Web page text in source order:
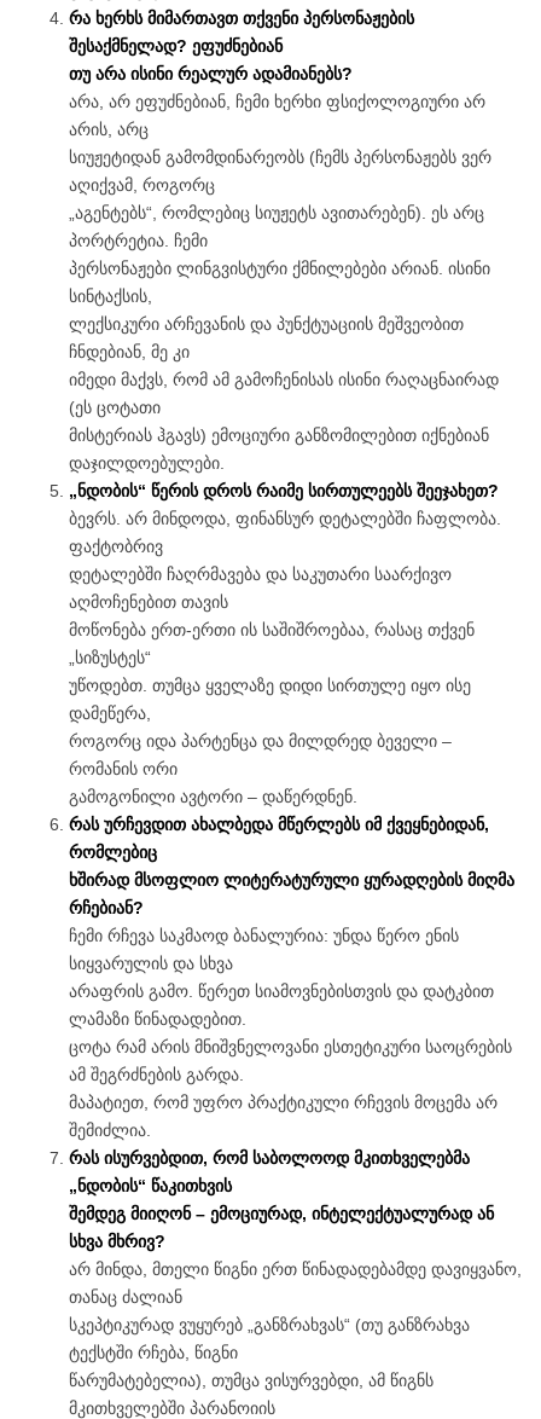
რა ხერხს მიმართავთ თქვენი პერსონაჟების
შესაქმნელად? ეფუძნებიან
თუ არა ისინი რეალურ ადამიანებს?
არა, არ ეფუძნებიან, ჩემი ხერხი ფსიქოლოგიური არ
არის, არც
სიუჟეტიდან გამომდინარეობს (ჩემს პერსონაჟებს ვერ
აღიქვამ, როგორც
„აგენტებს“, რომლებიც სიუჟეტს ავითარებენ). ეს არც
პორტრეტია. ჩემი
პერსონაჟები ლინგვისტური ქმნილებები არიან. ისინი
სინტაქსის,
ლექსიკური არჩევანის და პუნქტუაციის მეშვეობით
ჩნდებიან, მე კი
იმედი მაქვს, რომ ამ გამოჩენისას ისინი რაღაცნაირად
(ეს ცოტათი
მისტერიას ჰგავს) ემოციური განზომილებით იქნებიან
დაჯილდოებულები.
„ნდობის“ წერის დროს რაიმე სირთულეებს შეეჯახეთ?
ბევრს. არ მინდოდა, ფინანსურ დეტალებში ჩაფლობა.
ფაქტობრივ
დეტალებში ჩაღრმავება და საკუთარი საარქივო
აღმოჩენებით თავის
მოწონება ერთ-ერთი ის საშიშროებაა, რასაც თქვენ
„სიზუსტეს“
უწოდებთ. თუმცა ყველაზე დიდი სირთულე იყო ისე
დამეწერა,
როგორც იდა პარტენცა და მილდრედ ბეველი –
რომანის ორი
გამოგონილი ავტორი – დაწერდნენ.
რას ურჩევდით ახალბედა მწერლებს იმ ქვეყნებიდან,
რომლებიც
ხშირად მსოფლიო ლიტერატურული ყურადღების მიღმა
რჩებიან?
ჩემი რჩევა საკმაოდ ბანალურია: უნდა წერო ენის
სიყვარულის და სხვა
არაფრის გამო. წერეთ სიამოვნებისთვის და დატკბით
ლამაზი წინადადებით.
ცოტა რამ არის მნიშვნელოვანი ესთეტიკური საოცრების
ამ შეგრძნების გარდა.
მაპატიეთ, რომ უფრო პრაქტიკული რჩევის მოცემა არ
შემიძლია.
რას ისურვებდით, რომ საბოლოოდ მკითხველებმა
„ნდობის“ წაკითხვის
შემდეგ მიიღონ – ემოციურად, ინტელექტუალურად ან
სხვა მხრივ?
არ მინდა, მთელი წიგნი ერთ წინადადებამდე დავიყვანო,
თანაც ძალიან
სკეპტიკურად ვუყურებ „განზრახვას“ (თუ განზრახვა
ტექსტში რჩება, წიგნი
წარუმატებელია), თუმცა ვისურვებდი, ამ წიგნს
მკითხველებში პარანოიის